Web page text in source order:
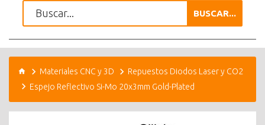
BUSCAR...
Materiales CNC y 3D
Repuestos Diodos Laser y CO2
Espejo Reflectivo Si-Mo 20x3mm Gold-Plated